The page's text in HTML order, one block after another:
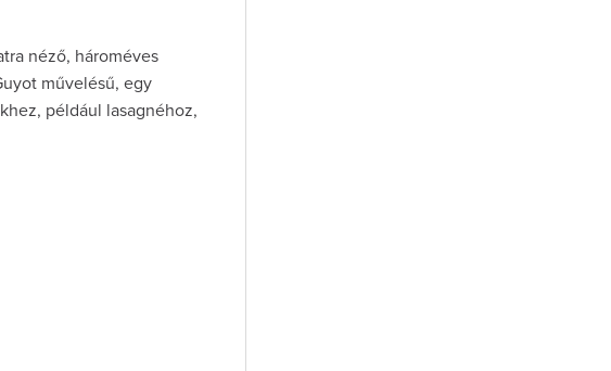
néző, hároméves
művelésű, egy
például lasagnéhoz,